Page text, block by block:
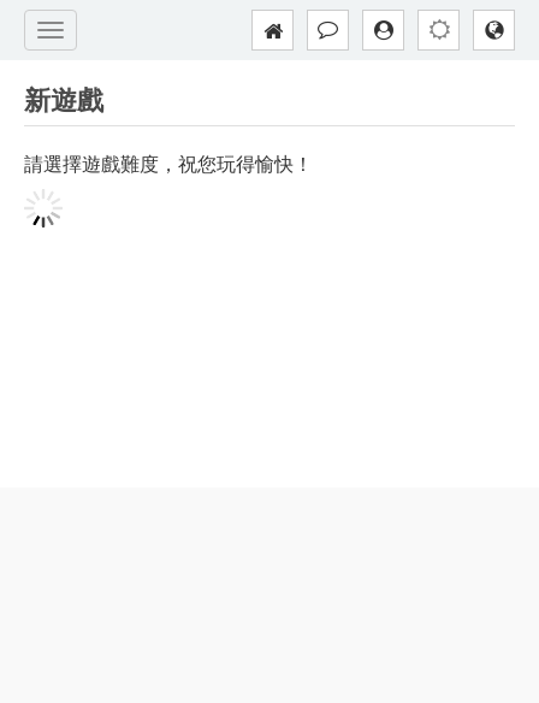
新遊戲
請選擇遊戲難度，祝您玩得愉快！